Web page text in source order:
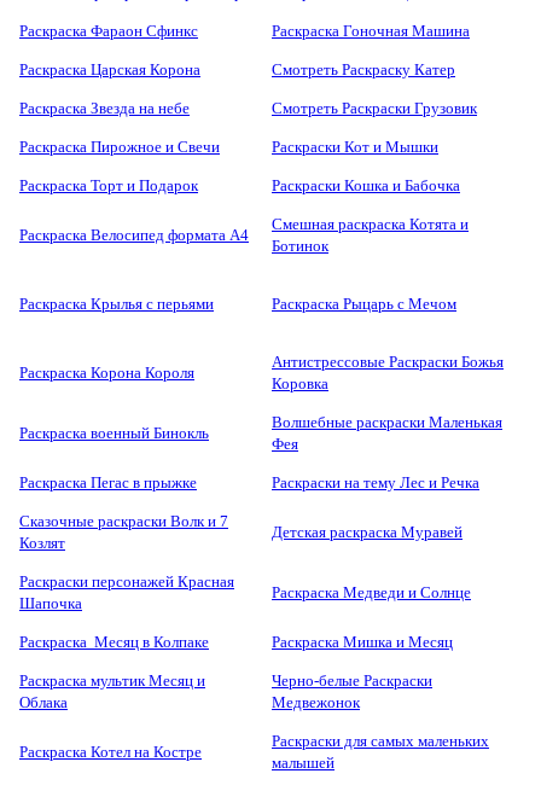
Раскраска Фараон Сфинкс Раскраска Гоночная Машина
Раскраска Царская Корона Смотреть Раскраску Катер
Раскраска Звезда на небе Смотреть Раскраски Грузовик
Раскраска Пирожное и Свечи Раскраски Кот и Мышки
Раскраска Торт и Подарок Раскраски Кошка и Бабочка
Раскраска Велосипед формата А4
Смешная раскраска Котята и
Ботинок
Раскраска Крылья с перьями Раскраска Рыцарь с Мечом
Раскраска Корона Короля
Антистрессовые Раскраски Божья
Коровка
Раскраска военный Бинокль
Волшебные раскраски Маленькая
Фея
Раскраска Пегас в прыжке Раскраски на тему Лес и Речка
Сказочные раскраски Волк и 7
Козлят
Детская раскраска Муравей
Раскраски персонажей Красная
Шапочка
Раскраска Медведи и Солнце
Раскраска Месяц в Колпаке Раскраска Мишка и Месяц
Раскраска мультик Месяц и
Облака
Черно-белые Раскраски
Медвежонок
Раскраска Котел на Костре
Раскраски для самых маленьких
малышей